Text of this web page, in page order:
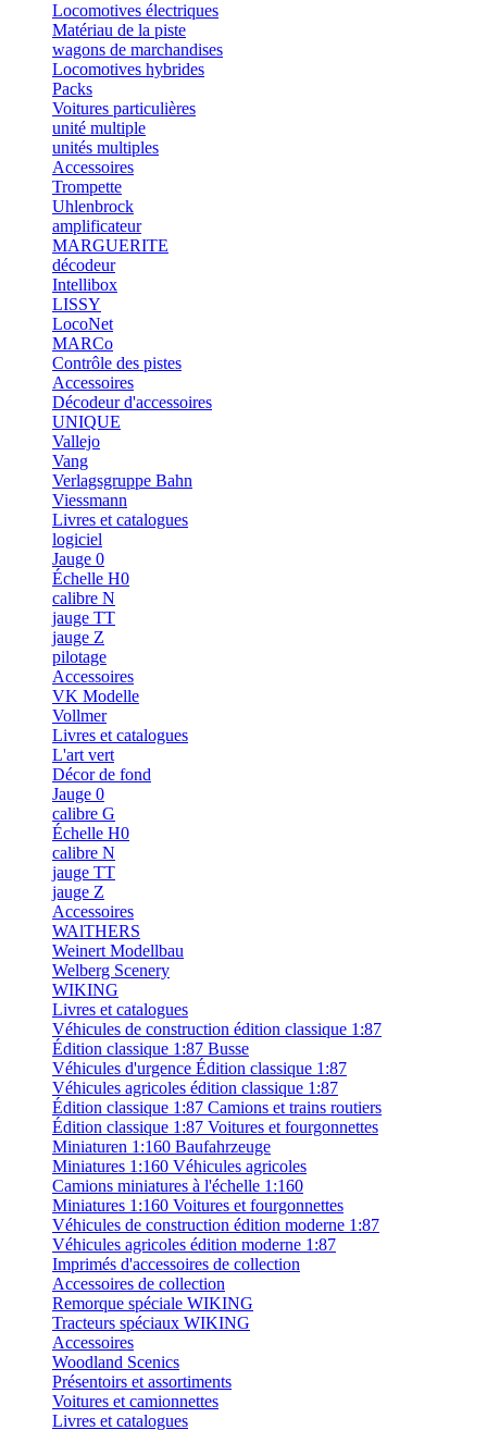
Locomotives électriques
Matériau de la piste
wagons de marchandises
Locomotives hybrides
Packs
Voitures particulières
unité multiple
unités multiples
Accessoires
Trompette
Uhlenbrock
amplificateur
MARGUERITE
décodeur
Intellibox
LISSY
LocoNet
MARCo
Contrôle des pistes
Accessoires
Décodeur d'accessoires
UNIQUE
Vallejo
Vang
Verlagsgruppe Bahn
Viessmann
Livres et catalogues
logiciel
Jauge 0
Échelle H0
calibre N
jauge TT
jauge Z
pilotage
Accessoires
VK Modelle
Vollmer
Livres et catalogues
L'art vert
Décor de fond
Jauge 0
calibre G
Échelle H0
calibre N
jauge TT
jauge Z
Accessoires
WAlTHERS
Weinert Modellbau
Welberg Scenery
WIKING
Livres et catalogues
Véhicules de construction édition classique 1:87
Édition classique 1:87 Busse
Véhicules d'urgence Édition classique 1:87
Véhicules agricoles édition classique 1:87
Édition classique 1:87 Camions et trains routiers
Édition classique 1:87 Voitures et fourgonnettes
Miniaturen 1:160 Baufahrzeuge
Miniatures 1:160 Véhicules agricoles
Camions miniatures à l'échelle 1:160
Miniatures 1:160 Voitures et fourgonnettes
Véhicules de construction édition moderne 1:87
Véhicules agricoles édition moderne 1:87
Imprimés d'accessoires de collection
Accessoires de collection
Remorque spéciale WIKING
Tracteurs spéciaux WIKING
Accessoires
Woodland Scenics
Présentoirs et assortiments
Voitures et camionnettes
Livres et catalogues